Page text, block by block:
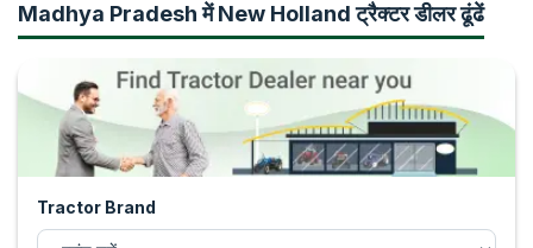
Madhya Pradesh में New Holland ट्रैक्टर डीलर ढूंढें
Tractor Brand